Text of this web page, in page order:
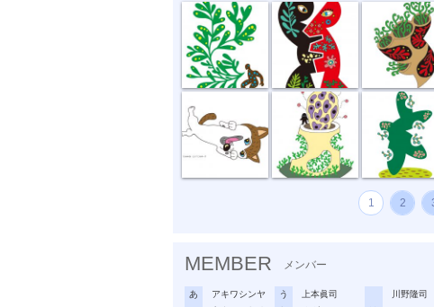
どう、このポ... おいしい匂い 新しい種
1 2
MEMBER メンバー
あ
アキワシンヤ
う
上本眞司
川野隆司